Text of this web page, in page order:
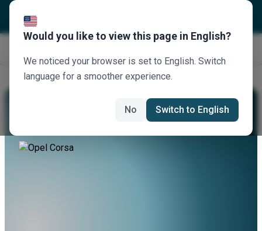
Νοικιάστε Ένα Opel Corsa
Would you like to view this page in English?
We noticed your browser is set to English. Switch
language for a smoother experience.
No Switch to English